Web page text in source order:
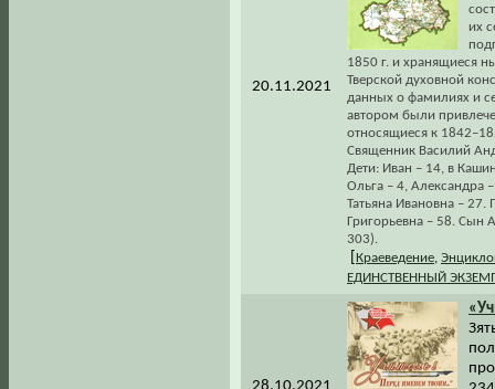
20.11.2021
их
1850 г. и хранящиеся
Тверской духовной
данных о фамилиях и
автором были
относящиеся к
Священник Василий
Дети: Иван – 14, в
Ольга – 4, Александра
Татьяна Ивановна –
Григорьевна – 58. Сын
303).
Краеведение
ЕДИНСТВЕННЫЙ
28.10.2021